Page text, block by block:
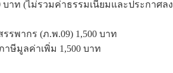
บาท (ไม่รวมค่าธรรมเนียมและประกาศลง
รพากร (ภ.พ.09) 1,500 บาท
าษีมูลค่าเพิ่ม 1,500 บาท